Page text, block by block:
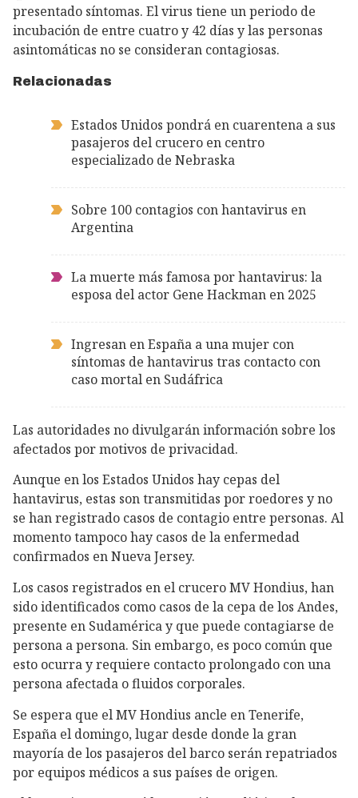
presentado síntomas. El virus tiene un periodo de
incubación de entre cuatro y 42 días y las personas
asintomáticas no se consideran contagiosas.
Relacionadas
Estados Unidos pondrá en cuarentena a sus
pasajeros del crucero en centro
especializado de Nebraska
Sobre 100 contagios con hantavirus en
Argentina
La muerte más famosa por hantavirus: la
esposa del actor Gene Hackman en 2025
Ingresan en España a una mujer con
síntomas de hantavirus tras contacto con
caso mortal en Sudáfrica
Las autoridades no divulgarán información sobre los
afectados por motivos de privacidad.
Aunque en los Estados Unidos hay cepas del
hantavirus, estas son transmitidas por roedores y no
se han registrado casos de contagio entre personas. Al
momento tampoco hay casos de la enfermedad
confirmados en Nueva Jersey.
Los casos registrados en el crucero MV Hondius, han
sido identificados como casos de la cepa de los Andes,
presente en Sudamérica y que puede contagiarse de
persona a persona. Sin embargo, es poco común que
esto ocurra y requiere contacto prolongado con una
persona afectada o fluidos corporales.
Se espera que el MV Hondius ancle en Tenerife,
España el domingo, lugar desde donde la gran
mayoría de los pasajeros del barco serán repatriados
por equipos médicos a sus países de origen.